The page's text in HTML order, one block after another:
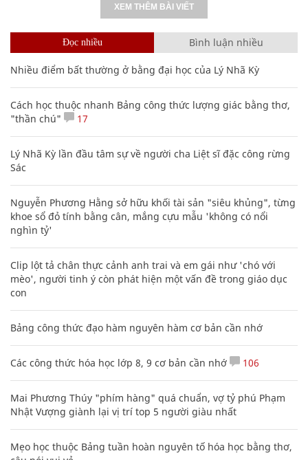
XEM THÊM BÀI VIẾT
Đọc nhiều Bình luận nhiều
Nhiều điểm bất thường ở bằng đại học của Lý Nhã Kỳ
Cách học thuộc nhanh Bảng công thức lượng giác bằng thơ,
"thần chú"
17
Lý Nhã Kỳ lần đầu tâm sự về người cha Liệt sĩ đặc công rừng
Sác
Nguyễn Phương Hằng sở hữu khối tài sản "siêu khủng", từng
khoe sổ đỏ tính bằng cân, mắng cựu mẫu 'không có nổi
nghìn tỷ'
Clip lột tả chân thực cảnh anh trai và em gái như 'chó với
mèo', người tinh ý còn phát hiện một vấn đề trong giáo dục
con
Bảng công thức đạo hàm nguyên hàm cơ bản cần nhớ
Các công thức hóa học lớp 8, 9 cơ bản cần nhớ 106
Mai Phương Thúy "phím hàng" quá chuẩn, vợ tỷ phú Phạm
Nhật Vượng giành lại vị trí top 5 người giàu nhất
Mẹo học thuộc Bảng tuần hoàn nguyên tố hóa học bằng thơ,